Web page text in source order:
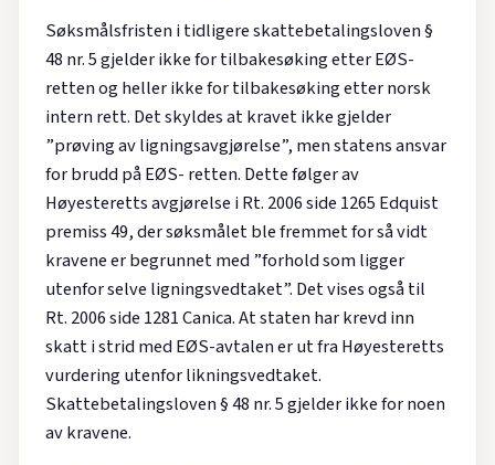
Søksmålsfristen i tidligere skattebetalingsloven §
48 nr. 5 gjelder ikke for tilbakesøking etter EØS-
retten og heller ikke for tilbakesøking etter norsk
intern rett. Det skyldes at kravet ikke gjelder
”prøving av ligningsavgjørelse”, men statens ansvar
for brudd på EØS- retten. Dette følger av
Høyesteretts avgjørelse i Rt. 2006 side 1265 Edquist
premiss 49, der søksmålet ble fremmet for så vidt
kravene er begrunnet med ”forhold som ligger
utenfor selve ligningsvedtaket”. Det vises også til
Rt. 2006 side 1281 Canica. At staten har krevd inn
skatt i strid med EØS-avtalen er ut fra Høyesteretts
vurdering utenfor likningsvedtaket.
Skattebetalingsloven § 48 nr. 5 gjelder ikke for noen
av kravene.